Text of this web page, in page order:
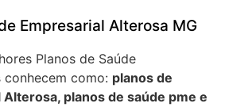
Empresarial Alterosa MG
Planos de Saúde
conhecem como: planos de
planos de saúde pme e